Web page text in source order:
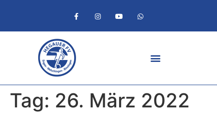
Tag: 26. März 2022